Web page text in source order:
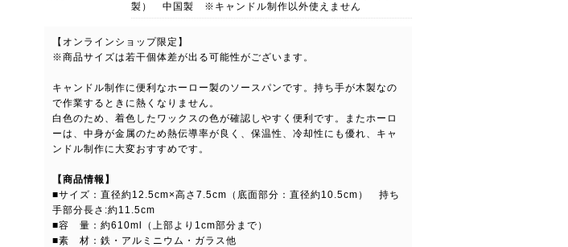
製） 中国製 ※キャンドル制作以外使えません
【オンラインショップ限定】
※商品サイズは若干個体差が出る可能性がございます。
キャンドル制作に便利なホーロー製のソースパンです。持ち手が木製なの
で作業するときに熱くなりません。
白色のため、着色したワックスの色が確認しやすく便利です。またホーロ
ーは、中身が金属のため熱伝導率が良く、保温性、冷却性にも優れ、キャ
ンドル制作に大変おすすめです。
【商品情報】
■サイズ：直径約12.5cm×高さ7.5cm（底面部分：直径約10.5cm） 持ち
手部分長さ:約11.5cm
■容 量：約610ml（上部より1cm部分まで）
■素 材：鉄・アルミニウム・ガラス他